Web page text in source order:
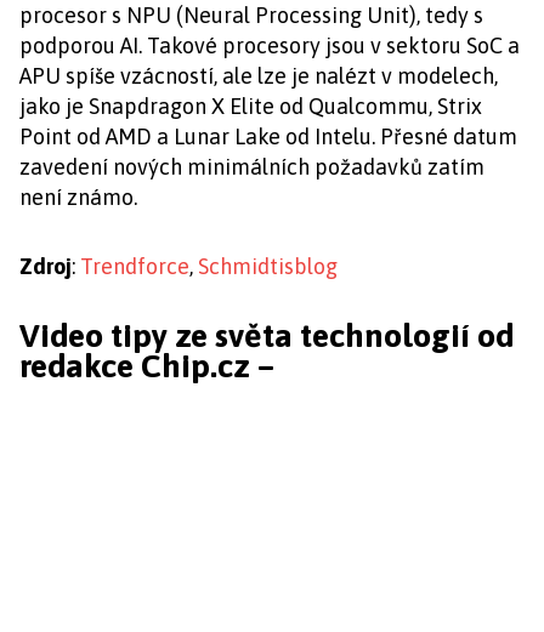
procesor s NPU (Neural Processing Unit), tedy s
podporou AI. Takové procesory jsou v sektoru SoC a
APU spíše vzácností, ale lze je nalézt v modelech,
jako je Snapdragon X Elite od Qualcommu, Strix
Point od AMD a Lunar Lake od Intelu. Přesné datum
zavedení nových minimálních požadavků zatím
není známo.
Zdroj: Trendforce, Schmidtisblog
Video tipy ze světa technologií od
redakce Chip.cz –